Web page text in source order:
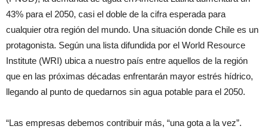
43% para el 2050, casi el doble de la cifra esperada para
cualquier otra región del mundo. Una situación donde Chile es un
protagonista. Según una lista difundida por el World Resource
Institute (WRI) ubica a nuestro país entre aquellos de la región
que en las próximas décadas enfrentarán mayor estrés hídrico,
llegando al punto de quedarnos sin agua potable para el 2050.
“Las empresas debemos contribuir más, “una gota a la vez”.